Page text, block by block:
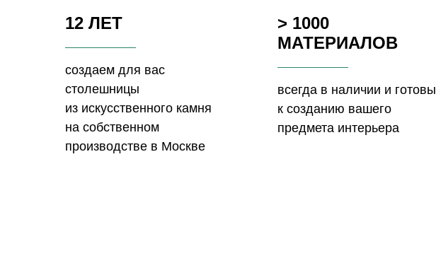
12 ЛЕТ
создаем для вас
столешницы
из искусственного камня
на собственном
производстве в Москве
> 1000
МАТЕРИАЛОВ
всегда в наличии и готовы
к созданию вашего
предмета интерьера